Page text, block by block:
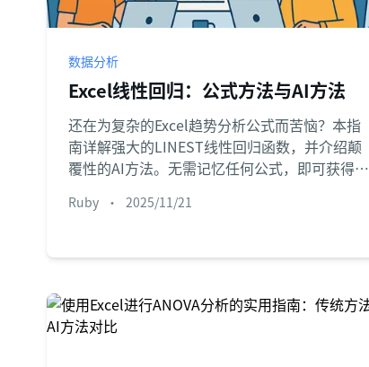
数据分析
Excel线性回归：公式方法与AI方法
还在为复杂的Excel趋势分析公式而苦恼？本指
南详解强大的LINEST线性回归函数，并介绍颠
覆性的AI方法。无需记忆任何公式，即可获得即
Ruby • 2025/11/21